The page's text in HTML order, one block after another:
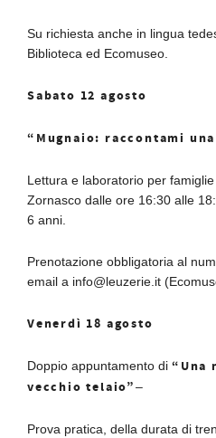
Su richiesta anche in lingua
Biblioteca ed Ecomuseo.
Sabato 12 agosto
“Mugnaio: raccontami
Lettura e laboratorio per
Zornasco dalle ore 16:30 alle
6 anni.
Prenotazione obbligatoria al
email a info@leuzerie.it
Venerdì 18 agosto
Doppio appuntamento di “Una
vecchio telaio”–
Prova pratica, della durata di